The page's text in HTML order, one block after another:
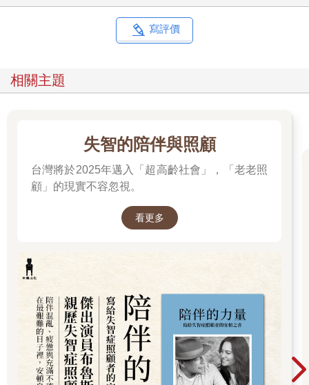
寫評價
相關主題
失智的陪伴與照顧
台灣將於2025年邁入「超高齡社會」，「老老照
顧」的現實不容忽視。
看更多